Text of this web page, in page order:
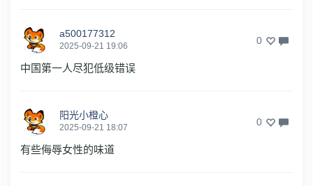
a500177312
2025-09-21 19:06 0
中国第一人尽犯低级错误
阳光小橙心
2025-09-21 18:07 0
有些侮辱女性的味道